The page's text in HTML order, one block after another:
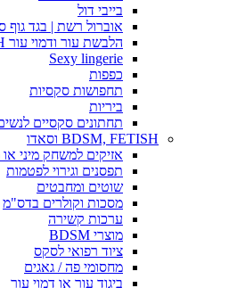
בייבי דול
אוברול רשת | בגד גוף
הלבשת עור ודמוי עור FETISH
Sexy lingerie
כפפות
תחפושות סקסיות
ביריות
תחתונים סקסיים
BDSM, FETISH וסאדו
אזיקים למשחק מיני
תפסנים וגירוי לפטמות
שוטים ומחבטים
מסכות וקולרים בדס"מ
ערכות קשירה
מוצרי BDSM
ציוד רפואי לסקס
מחסומי פה / גאגים
ביגוד עור או דמוי עור